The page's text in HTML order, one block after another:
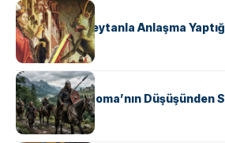
KÜLTÜR
II. Silvester: Şeytanla Anlaşma
KÜLTÜR
Ostrogotlar Roma’nın Düşüşünden
Ele Geçirdi?